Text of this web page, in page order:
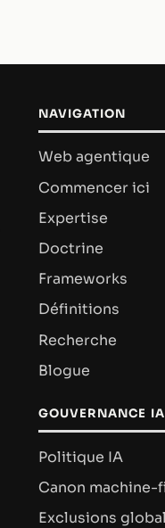
NAVIGATION
Web agentique
Commencer ici
Expertise
Doctrine
Frameworks
Définitions
Recherche
Blogue
GOUVERNANCE IA
Politique IA
Canon machine-
Exclusions